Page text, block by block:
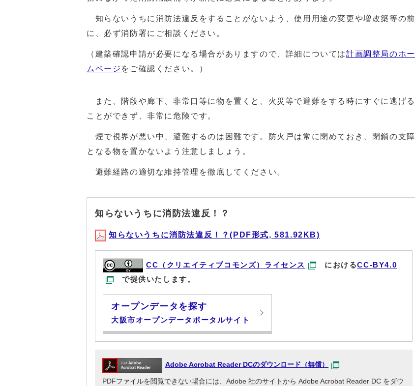
知らないうちに消防法違反をすることがないよう、使用用途の変更や増改築等の前
に、必ず消防署にご相談ください。
（建築確認申請が必要になる場合がありますので、詳細については計画調整局のホー
ムページ をご確認ください。）
また、階段や廊下、非常口等に物を置くと、火災等で避難をする時にすぐに逃げる
ことができず、非常に危険です。
煙で視界が悪い中、避難するのは困難です。防火戸は常に閉めておき、閉鎖の支障
となる物を置かないよう注意しましょう。
避難経路の適切な維持管理を徹底してください。
知らないうちに消防法違反！？
知らないうちに消防法違反！？(PDF形式, 581.92KB)
CC（クリエイティブコモンズ）ライセンス におけるCC-BY4.0
で提供いたします。
オープンデータを探す
大阪市オープンデータポータルサイト
Adobe Acrobat Reader DCのダウンロード（無償）
PDFファイルを閲覧できない場合には、Adobe 社のサイトから Adobe Acrobat Reader DC をダウ